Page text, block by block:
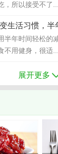
，所以接受不了...
生活习惯，半
半年时间轻松的
不用健身，很适...
展开更多